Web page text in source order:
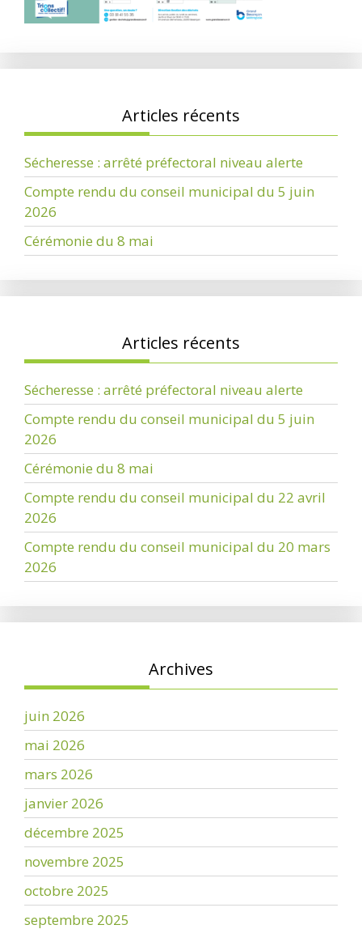
Articles récents
Sécheresse : arrêté préfectoral niveau alerte
Compte rendu du conseil municipal du 5 juin
2026
Cérémonie du 8 mai
Articles récents
Sécheresse : arrêté préfectoral niveau alerte
Compte rendu du conseil municipal du 5 juin
2026
Cérémonie du 8 mai
Compte rendu du conseil municipal du 22 avril
2026
Compte rendu du conseil municipal du 20 mars
2026
Archives
juin 2026
mai 2026
mars 2026
janvier 2026
décembre 2025
novembre 2025
octobre 2025
septembre 2025